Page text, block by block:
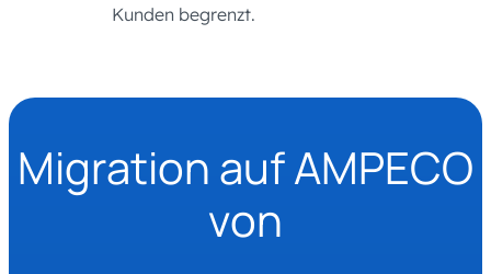
Kunden begrenzt.
Migration auf AMPECO
von